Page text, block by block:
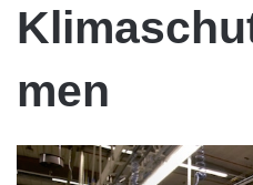
men